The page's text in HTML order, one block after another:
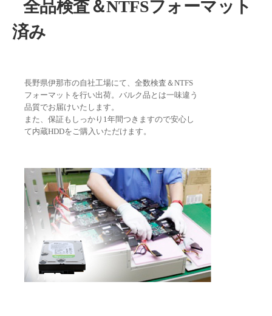
全品検査＆NTFSフォーマット
済み
長野県伊那市の自社工場にて、全数検査＆NTFS
フォーマットを行い出荷。バルク品とは一味違う
品質でお届けいたします。
また、保証もしっかり1年間つきますので安心し
て内蔵HDDをご購入いただけます。